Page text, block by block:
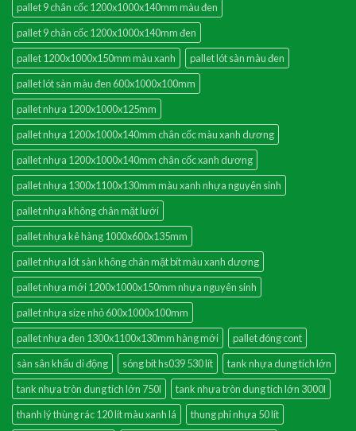
pallet 9 chân cốc 1200x1000x140mm màu đen
pallet 9 chân cốc 1200x1000x140mm đen
pallet 1200x1000x150mm màu xanh
pallet lót sàn màu đen
pallet lót sàn màu đen 600x1000x100mm
pallet nhựa 1200x1000x125mm
pallet nhựa 1200x1000x140mm chân cốc màu xanh dương
pallet nhựa 1200x1000x140mm chân cốc xanh dương
pallet nhựa 1300x1100x130mm màu xanh nhựa nguyên sinh
pallet nhựa không chân mặt lưới
pallet nhựa kê hàng 1000x600x135mm
pallet nhựa lót sàn không chân mặt bít màu xanh dương
pallet nhựa mới 1200x1000x150mm nhựa nguyên sinh
pallet nhựa size nhỏ 600x1000x100mm
pallet nhựa đen 1300x1100x130mm hàng mới
pallet đóng cont
sàn sân khấu di động
sóng bít hs039 530 lít
tank nhựa dung tích lớn
tank nhựa tròn dung tích lớn 750l
tank nhựa tròn dung tích lớn 3000l
thanh lý thùng rác 120 lít màu xanh lá
thung phi nhựa 50 lít